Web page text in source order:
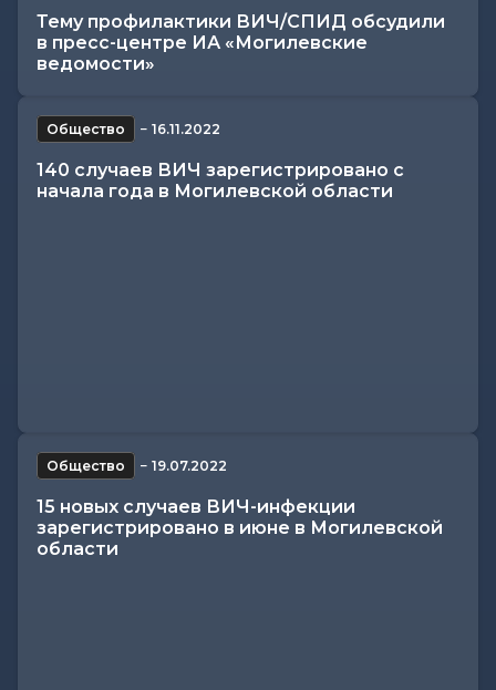
Тему профилактики ВИЧ/СПИД обсудили
в пресс-центре ИА «Могилевские
ведомости»
Общество − 16.11.2022
140 случаев ВИЧ зарегистрировано с
начала года в Могилевской области
Общество − 19.07.2022
15 новых случаев ВИЧ-инфекции
зарегистрировано в июне в Могилевской
области